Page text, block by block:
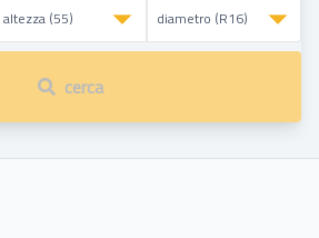
cerca